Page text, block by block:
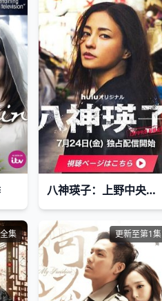
八神瑛子：上野中央署组织犯罪对策课
全集 更新至第1集